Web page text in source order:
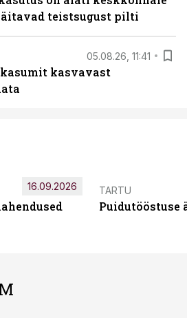
teistsugust pilti
05.08.26, 11:41
kasvavast
16.09.2026 TARTU
Puidutööstuse